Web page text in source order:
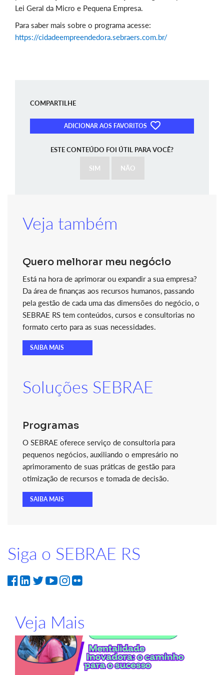
Lei Geral da Micro e Pequena Empresa.
Para saber mais sobre o programa acesse:
https://cidadeempreendedora.sebraers.com.br/
COMPARTILHE
ADICIONAR AOS FAVORITOS
ESTE CONTEÚDO FOI ÚTIL PARA VOCÊ?
SIM NÃO
Veja também
Quero melhorar meu negócio
Está na hora de aprimorar ou expandir a sua empresa?
Da área de finanças aos recursos humanos, passando
pela gestão de cada uma das dimensões do negócio, o
SEBRAE RS tem conteúdos, cursos e consultorias no
formato certo para as suas necessidades.
SAIBA MAIS
Soluções SEBRAE
Programas
O SEBRAE oferece serviço de consultoria para
pequenos negócios, auxiliando o empresário no
aprimoramento de suas práticas de gestão para
otimização de recursos e tomada de decisão.
SAIBA MAIS
Siga o SEBRAE RS
Veja Mais